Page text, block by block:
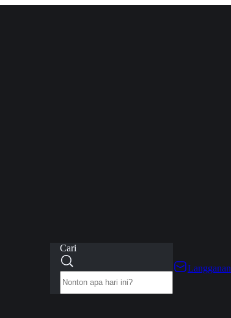
Cari
Langganan